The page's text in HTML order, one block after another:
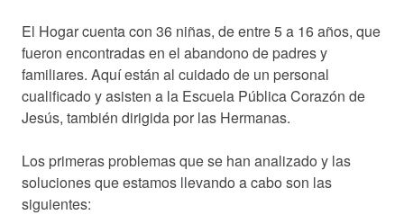
Entidades solidarias
Donación
Voluntariado
Actualidad
Sala de Prensa
El Hogar cuenta con 36 niñas, de entre 5 a 16 años, que
fueron encontradas en el abandono de padres y
familiares. Aquí están al cuidado de un personal
cualificado y asisten a la Escuela Pública Corazón de
Jesús, también dirigida por las Hermanas.
Los primeras problemas que se han analizado y las
soluciones que estamos llevando a cabo son las
siguientes: